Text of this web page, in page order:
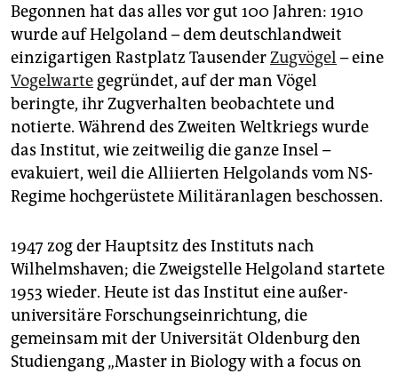
Begonnen hat das alles vor gut 100 Jahren: 1910
wurde auf Helgoland – dem deutschlandweit
einzigartigen Rastplatz TausenderZugvögel – eine
Vogelwarte gegründet, auf der man Vögel
beringte, ihr Zugverhalten beobachtete und
notierte. Während des Zweiten Weltkriegs wurde
das Institut, wie zeitweilig die ganze Insel –
evakuiert, weil die Alliierten Helgolands vom NS-
Regime hochgerüstete Militäranlagen beschossen.
1947 zog der Hauptsitz des Instituts nach
Wilhelmshaven; die Zweigstelle Helgoland startete
1953 wieder. Heute ist das Institut eine außer­
universitäre Forschungseinrichtung, die
gemeinsam mit der Universität Oldenburg den
Studiengang „Master in Biology with a focus on